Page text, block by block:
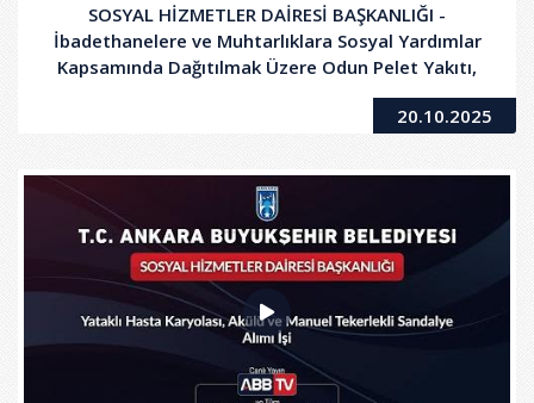
SOSYAL HİZMETLER DAİRESİ BAŞKANLIĞI -
İbadethanelere ve Muhtarlıklara Sosyal Yardımlar
Kapsamında Dağıtılmak Üzere Odun Pelet Yakıtı,
Pelet Sobası Alımı ve Dağıtım İşi
20.10.2025